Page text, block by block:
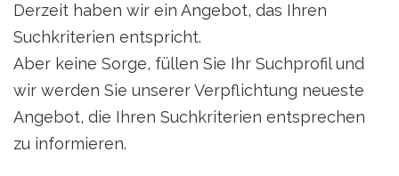
Derzeit haben wir ein Angebot, das Ihren
Suchkriterien entspricht.
Aber keine Sorge, füllen Sie Ihr Suchprofil und
wir werden Sie unserer Verpflichtung neueste
Angebot, die Ihren Suchkriterien entsprechen
zu informieren.